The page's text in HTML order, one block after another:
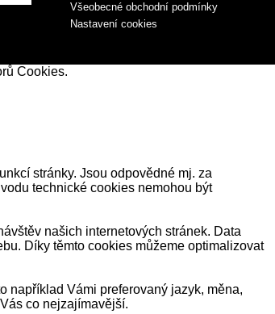
Všeobecné obchodní podmínky
Nastavení cookies
Cookies.
stránky. Jsou odpovědné mj. za
technické cookies nemohou být
našich internetových stránek. Data
Díky těmto cookies můžeme optimalizovat
například Vámi preferovaný jazyk, měna,
co nejzajímavější.